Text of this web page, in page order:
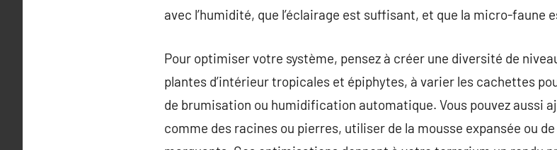
avec l’humidité, que l’éclairage est suffisant, et que la micro-faune
Pour optimiser votre système, pensez à créer une diversité de
plantes d’intérieur tropicales et épiphytes, à varier les cachettes
de brumisation ou humidification automatique. Vous pouvez aussi
comme des racines ou pierres, utiliser de la mousse expansée ou